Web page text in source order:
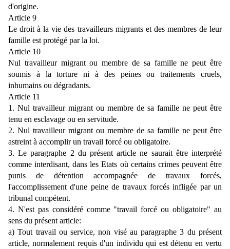
d'origine.
Article 9
Le droit à la vie des travailleurs migrants et des membres de leur
famille est protégé par la loi.
Article 10
Nul travailleur migrant ou membre de sa famille ne peut être
soumis à la torture ni à des peines ou traitements cruels,
inhumains ou dégradants.
Article 11
1. Nul travailleur migrant ou membre de sa famille ne peut être
tenu en esclavage ou en servitude.
2. Nul travailleur migrant ou membre de sa famille ne peut être
astreint à accomplir un travail forcé ou obligatoire.
3. Le paragraphe 2 du présent article ne saurait être interprété
comme interdisant, dans les Etats où certains crimes peuvent être
punis de détention accompagnée de travaux forcés,
l'accomplissement d'une peine de travaux forcés infligée par un
tribunal compétent.
4. N'est pas considéré comme "travail forcé ou obligatoire" au
sens du présent article:
a) Tout travail ou service, non visé au paragraphe 3 du présent
article, normalement requis d'un individu qui est détenu en vertu